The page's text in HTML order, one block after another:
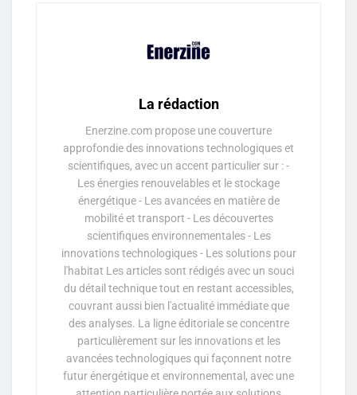
La rédaction
Enerzine.com propose une couverture
approfondie des innovations technologiques et
scientifiques, avec un accent particulier sur : -
Les énergies renouvelables et le stockage
énergétique - Les avancées en matière de
mobilité et transport - Les découvertes
scientifiques environnementales - Les
innovations technologiques - Les solutions pour
l'habitat Les articles sont rédigés avec un souci
du détail technique tout en restant accessibles,
couvrant aussi bien l'actualité immédiate que
des analyses. La ligne éditoriale se concentre
particulièrement sur les innovations et les
avancées technologiques qui façonnent notre
futur énergétique et environnemental, avec une